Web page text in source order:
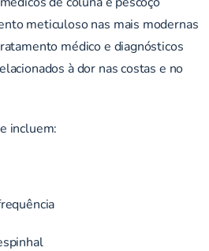
meticuloso nas mais modernas
médico e diagnósticos
à dor nas costas e no
incluem: